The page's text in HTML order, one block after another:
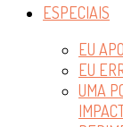
ESPECIAIS
EU
EU
UMA